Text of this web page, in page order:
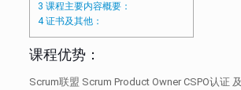
3 课程主要内容概要：
4证书及其他：
课程优势：
Scrum联盟 Scrum Product Owner CSPO认证